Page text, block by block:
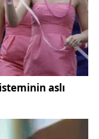
ise 19 Eylül
ilgili
üzerine
ve
konuya